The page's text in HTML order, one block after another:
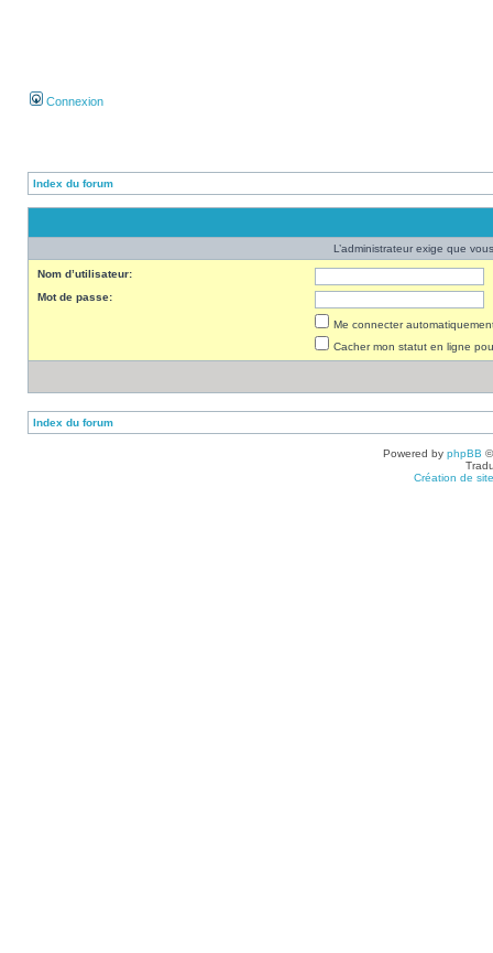
Connexion
Index du forum
L’administrateur exige que
Nom d’utilisateur:
Mot de passe:
Me connecter
Cacher mon statut en ligne
Index du forum
Powered by phpBB
Création de